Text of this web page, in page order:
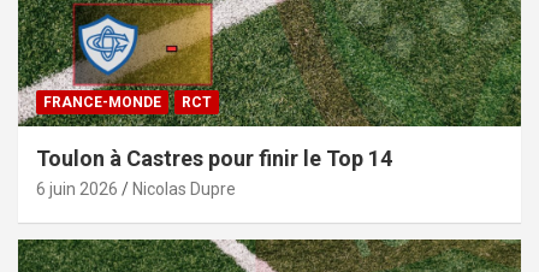
FRANCE-MONDE RCT
Toulon à Castres pour finir le Top 14
6 juin 2026 Nicolas Dupre